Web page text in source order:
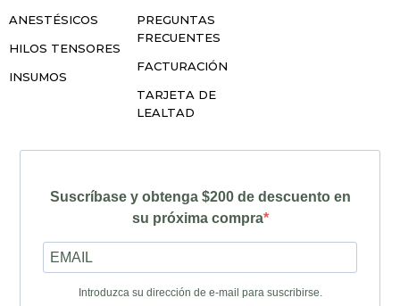
ANESTÉSICOS
HILOS TENSORES
INSUMOS
PREGUNTAS
FRECUENTES
FACTURACIÓN
TARJETA DE
LEALTAD
Suscríbase y obtenga $200 de descuento en
su próxima compra
Introduzca su dirección de e-mail para suscribirse.